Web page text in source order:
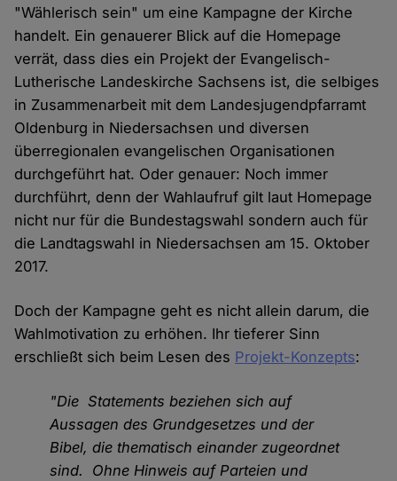
"Wählerisch sein" um eine Kampagne der Kirche
handelt. Ein genauerer Blick auf die Homepage
verrät, dass dies ein Projekt der Evangelisch-
Lutherische Landeskirche Sachsens ist, die selbiges
in Zusammenarbeit mit dem Landesjugendpfarramt
Oldenburg in Niedersachsen und diversen
überregionalen evangelischen Organisationen
durchgeführt hat. Oder genauer: Noch immer
durchführt, denn der Wahlaufruf gilt laut Homepage
nicht nur für die Bundestagswahl sondern auch für
die Landtagswahl in Niedersachsen am 15. Oktober
2017.
Doch der Kampagne geht es nicht allein darum, die
Wahlmotivation zu erhöhen. Ihr tieferer Sinn
erschließt sich beim Lesen des Projekt-Konzepts:
"Die Statements beziehen sich auf
Aussagen des Grundgesetzes und der
Bibel, die thematisch einander zugeordnet
sind. Ohne Hinweis auf Parteien und